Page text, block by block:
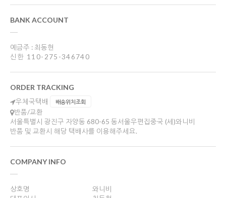
BANK ACCOUNT
예금주 : 최동현
신한 110-275-346740
ORDER TRACKING
우체국택배 배송위치조회
반품/교환
서울특별시 광진구 자양동 680-65 동서울우편집중국 (세)와니비
반품 및 교환시 해당 택배사를 이용해주세요.
COMPANY INFO
상호명
와니비